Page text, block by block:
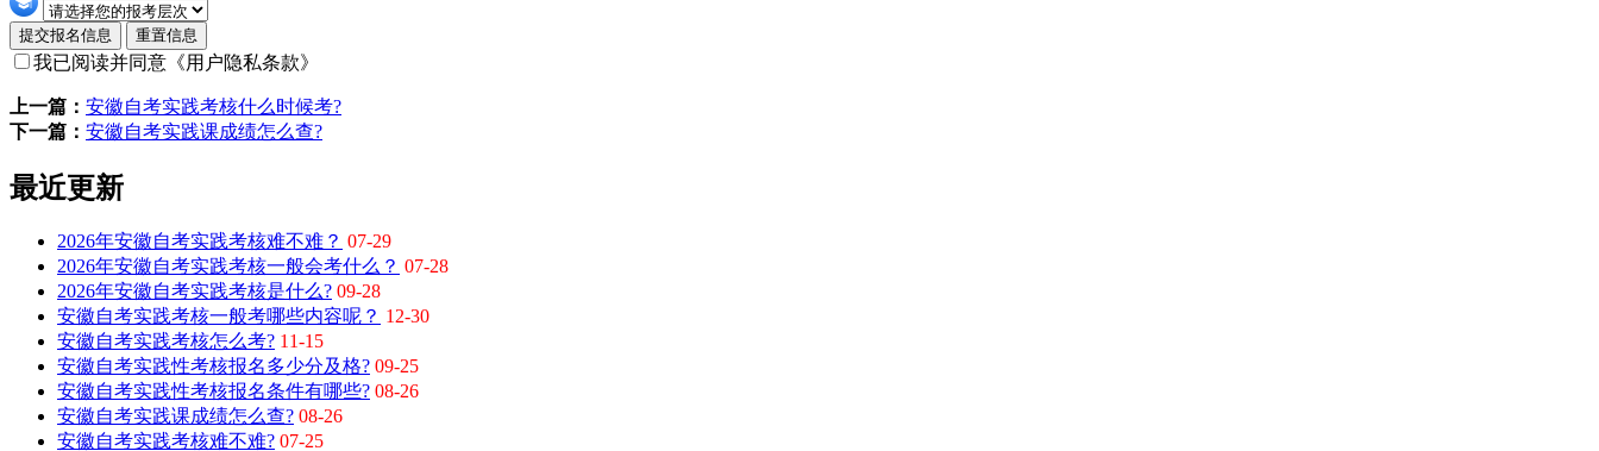
提交报名信息 重置信息
我已阅读并同意 《用户隐私条款》
上一篇： 安徽自考实践考核什么时候考?
下一篇： 安徽自考实践课成绩怎么查?
最近更新
2026年安徽自考实践考核难不难？ 07-29
2026年安徽自考实践考核一般会考什么？ 07-28
2026年安徽自考实践考核是什么? 09-28
安徽自考实践考核一般考哪些内容呢？ 12-30
安徽自考实践考核怎么考? 11-15
安徽自考实践性考核报名多少分及格? 09-25
安徽自考实践性考核报名条件有哪些? 08-26
安徽自考实践课成绩怎么查? 08-26
安徽自考实践考核难不难? 07-25